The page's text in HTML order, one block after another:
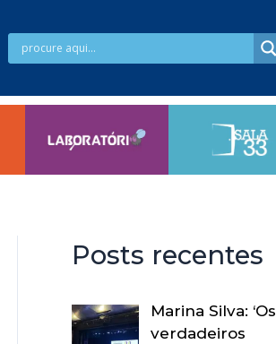
Posts recentes
Marina Silva: ‘Os
verdadeiros